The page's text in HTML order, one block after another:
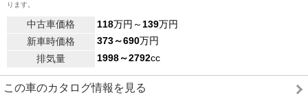
ります。
中古車価格 118万円～139万円
新車時価格
373～690万円
排気量
1998～2792cc
この車のカタログ情報を見る